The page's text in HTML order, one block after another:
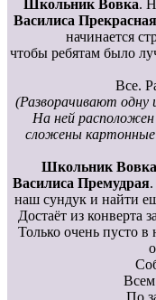
Школьник Вовка.
Василиса Прекрасная
начинается
чтобы ребятам было
Все.
(Разворачивают одну
На ней
сложены картонные
Школьник
Василиса Премудрая.
наш сундук и найти
Достаёт из конверта
Только очень пусто
По